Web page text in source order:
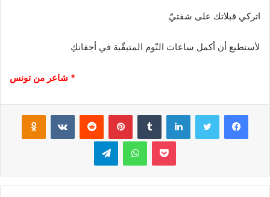
اتركي قبلاتك على شفتيّ
لأستطيع أن أكمل ساعات النّوم المتبقّية في أجفانكِ
* شاعر من تونس
فيسبوك لينكدإن بينتيريست
بوكيت واتساب تيلقرام